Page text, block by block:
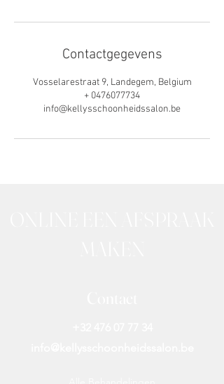
Contactgegevens
Vosselarestraat 9, Landegem, Belgium
+ 0476077734
info@kellysschoonheidssalon.be